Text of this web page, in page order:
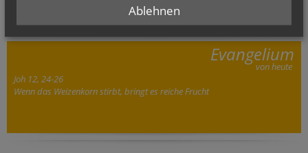
Feiern Sie mit uns – wir freuen uns au
Evangelium
von heute
Joh 12, 24-26
Wenn das Weizenkorn stirbt, bringt es reiche Frucht
Ablehnen